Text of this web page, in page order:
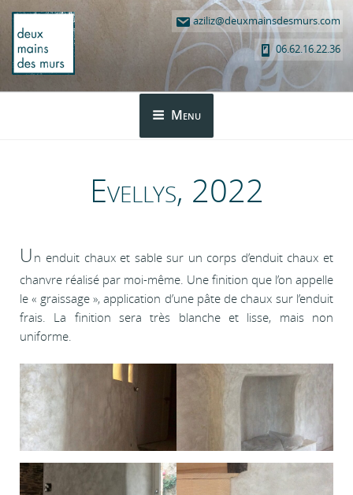
Aller
contenu
principal
DEUX MAINS DES MURS
aziliz@deuxmainsdesmurs.com
06.62.16.22.36
Menu
Evellys, 2022
U n enduit chaux et sable sur un corps d’enduit chaux et
chanvre réalisé par moi-même. Une finition que l’on appelle
le « graissage », application d’une pâte de chaux sur l’enduit
frais. La finition sera très blanche et lisse, mais non
uniforme.
Article
précédent
Article
suivant